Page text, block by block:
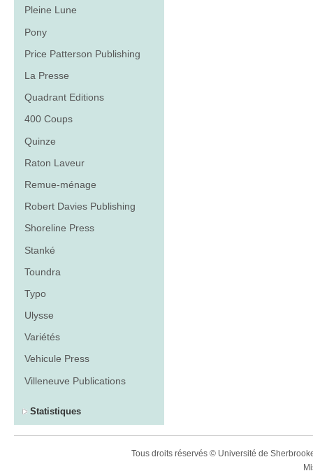
Pleine Lune
Pony
Price Patterson Publishing
La Presse
Quadrant Editions
400 Coups
Quinze
Raton Laveur
Remue-ménage
Robert Davies Publishing
Shoreline Press
Stanké
Toundra
Typo
Ulysse
Variétés
Vehicule Press
Villeneuve Publications
Statistiques
Tous droits réservés © Université de